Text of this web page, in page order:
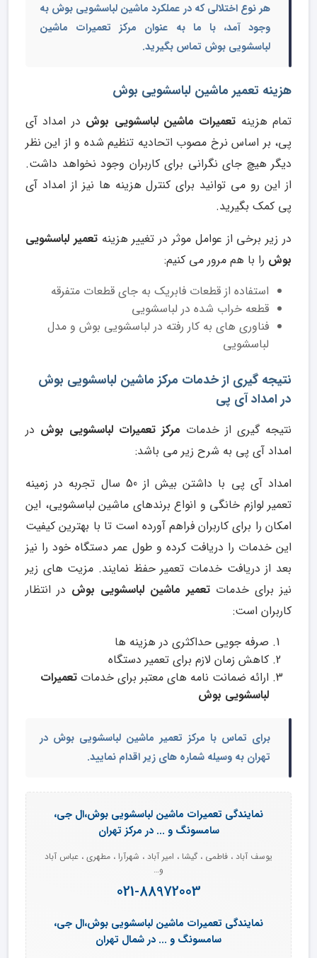
هر نوع اختلالی که در عملکرد ماشین لباسشویی بوش به
وجود آمد، با ما به عنوان مرکز تعمیرات ماشین
لباسشویی بوش تماس بگیرید.
هزینه تعمیر ماشین لباسشویی بوش
تمام هزینه تعمیرات ماشین لباسشویی بوش در امداد آی
پی، بر اساس نرخ مصوب اتحادیه تنظیم شده و از این نظر
دیگر هیچ جای نگرانی برای کاربران وجود نخواهد داشت.
از این رو می توانید برای کنترل هزینه ها نیز از امداد آی
پی کمک بگیرید.
در زیر برخی از عوامل موثر در تغییر هزینهتعمیر لباسشویی
بوش را با هم مرور می کنیم:
استفاده از قطعات فابریک به جای قطعات متفرقه
قطعه خراب شده در لباسشویی
فناوری های به کار رفته در لباسشویی بوش و مدل
لباسشویی
نتیجه گیری از خدمات مرکز ماشین لباسشویی بوش
در امداد آی پی
نتیجه گیری از خدمات مرکز تعمیرات لباسشویی بوش در
امداد آی پی به شرح زیر می باشد:
امداد آی پی با داشتن بیش از 50 سال تجربه در زمینه
تعمیر لوازم خانگی و انواع برندهای ماشین لباسشویی، این
امکان را برای کاربران فراهم آورده است تا با بهترین کیفیت
این خدمات را دریافت کرده و طول عمر دستگاه خود را نیز
بعد از دریافت خدمات تعمیر حفظ نمایند. مزیت های زیر
نیز برای خدمات تعمیر ماشین لباسشویی بوش در انتظار
کاربران است:
صرفه جویی حداکثری در هزینه ها
کاهش زمان لازم برای تعمیر دستگاه
ارائه ضمانت نامه های معتبر برای خدمات تعمیرات
لباسشویی بوش
برای تماس با مرکز تعمیر ماشین لباسشویی بوش در
تهران به وسیله شماره های زیر اقدام نمایید.
نمایندگی تعمیرات ماشین لباسشویی بوش،ال جی،
سامسونگ و ... در مرکز تهران
یوسف آباد ، فاطمی ، گیشا ، امیر آباد ، شهرآرا ، مطهری ، عباس آباد
و…
021-88972003
نمایندگی تعمیرات ماشین لباسشویی بوش،ال جی،
سامسونگ و ... در شمال تهران